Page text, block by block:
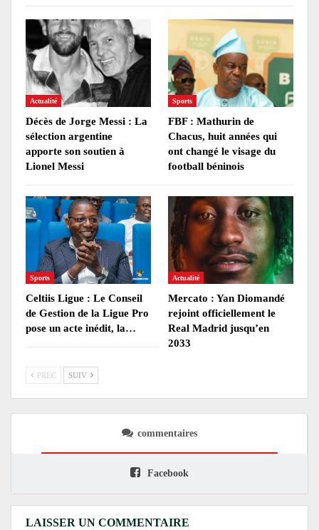
Actualité
Décès de Jorge Messi : La
sélection argentine
apporte son soutien à
Lionel Messi
Sports
FBF : Mathurin de
Chacus, huit années qui
ont changé le visage du
football béninois
Sports
Celtiis Ligue : Le Conseil
de Gestion de la Ligue Pro
pose un acte inédit, la…
Actualité
Mercato : Yan Diomandé
rejoint officiellement le
Real Madrid jusqu’en
2033
PREC SUIV
commentaires
Facebook
LAISSER UN COMMENTAIRE